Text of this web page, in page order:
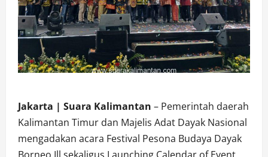
Jakarta | Suara Kalimantan – Pemerintah daerah
Kalimantan Timur dan Majelis Adat Dayak Nasional
mengadakan acara Festival Pesona Budaya Dayak